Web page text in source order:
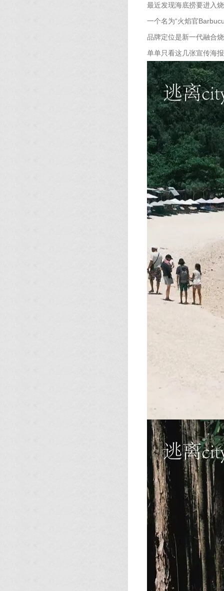
最近发现海底捞要进入
一个名为“火焰官
品牌定位是新一代融合
单单只看这几张宣传海